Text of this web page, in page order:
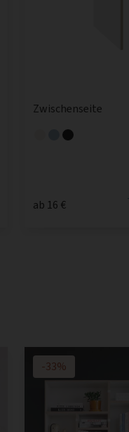
Zwischenseite
ab 16 €
-33%